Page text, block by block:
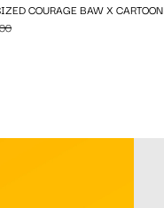
COURAGE BAW X CARTOON